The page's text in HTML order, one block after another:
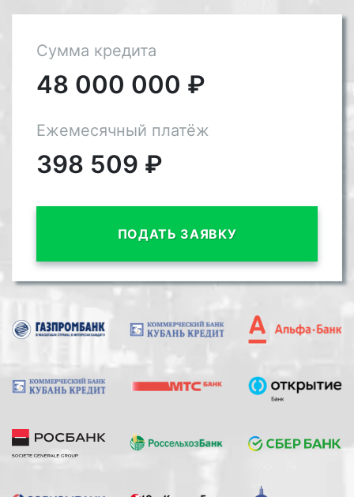
Сумма кредита
48 000 000 ₽
Ежемесячный платёж
398 509 ₽
ПОДАТЬ ЗАЯВКУ